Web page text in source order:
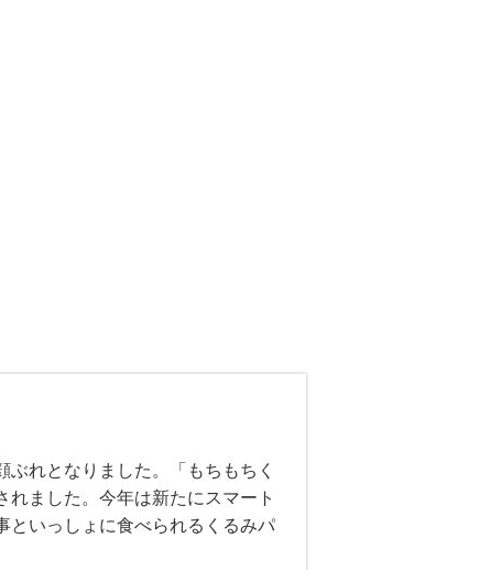
れとなりました。「もちもちく
ました。今年は新たにスマート
といっしょに食べられるくるみパ